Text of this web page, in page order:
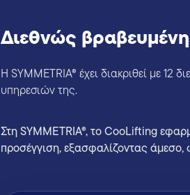
Διεθνώς βραβευμένη
Η SYMMETRIA® έχει διακριθεί με 12
υπηρεσιών της.
Στη SYMMETRIA®, το CooLifting
προσέγγιση, εξασφαλίζοντας